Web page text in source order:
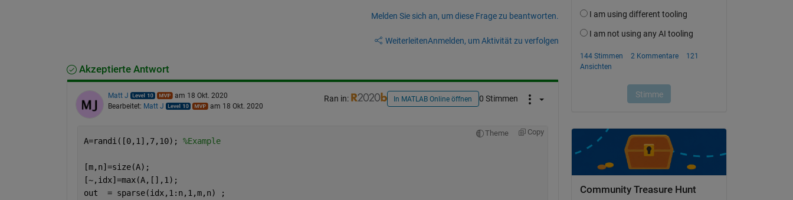
Melden Sie sich an, um diese Frage zu beantworten.
WeiterleitenAnmelden, um Aktivität zu verfolgen
Akzeptierte Antwort
Matt J
am 18 Okt. 2020
Bearbeitet: Matt J am 18 Okt. 2020
Ran in: In MATLAB Online öffnen 0 Stimmen
Theme Copy
A=randi([0,1],7,10); %Example
[m,n]=size(A);
[~,idx]=max(A,[],1);
out  = sparse(idx,1:n,1,m,n) ;
Community Treasure Hunt